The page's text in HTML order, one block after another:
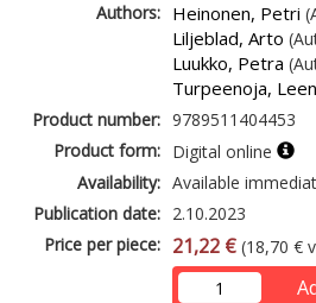
Authors: Heinonen, Petri
Liljeblad, Arto
Luukko, Petra
Turpeenoja,
Product number: 9789511404453
Product form: Digital online
Availability: Available
Publication date: 2.10.2023
Price per piece: 21,22 € (18,70 €